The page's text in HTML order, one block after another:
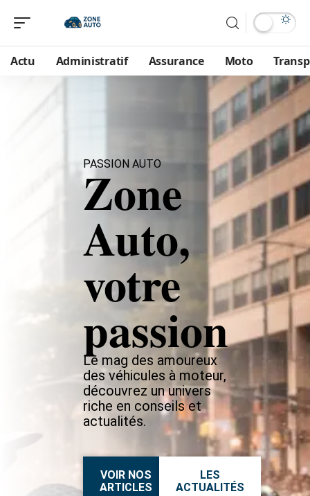
Actu Administratif Assurance Moto
PASSION AUTO
Zone
Auto,
votre
passion
Le mag des amoureux
des véhicules à moteur,
découvrez un univers
riche en conseils et
actualités.
VOIR NOS
ARTICLES
LES
ACTUALITÉS